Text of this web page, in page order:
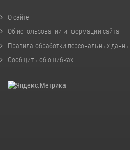
О сайте
Об использовании информации сайта
Правила обработки персональных
Сообщить об ошибках